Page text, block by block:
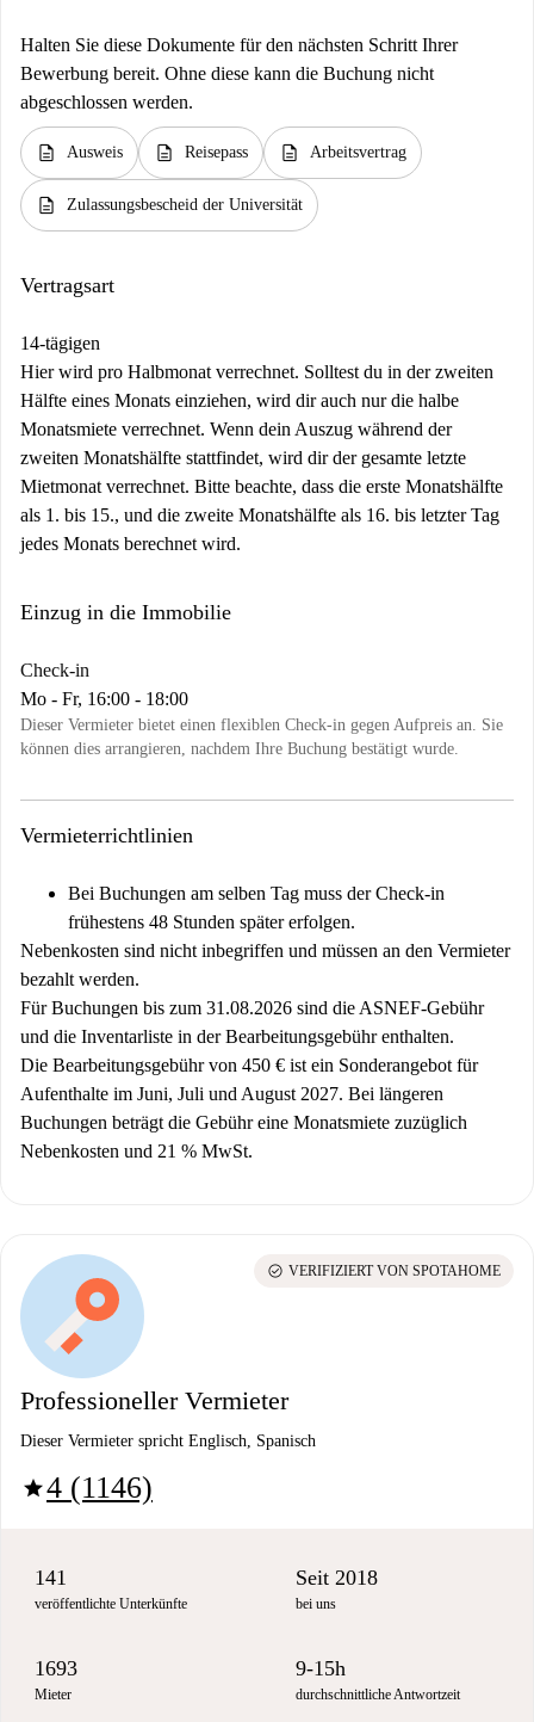
Halten Sie diese Dokumente für den nächsten Schritt Ihrer
Bewerbung bereit. Ohne diese kann die Buchung nicht
abgeschlossen werden.
description Ausweis description Reisepass description Arbeitsvertrag
description Zulassungsbescheid der Universität
Vertragsart
14-tägigen
Hier wird pro Halbmonat verrechnet. Solltest du in der zweiten
Hälfte eines Monats einziehen, wird dir auch nur die halbe
Monatsmiete verrechnet. Wenn dein Auszug während der
zweiten Monatshälfte stattfindet, wird dir der gesamte letzte
Mietmonat verrechnet. Bitte beachte, dass die erste Monatshälfte
als 1. bis 15., und die zweite Monatshälfte als 16. bis letzter Tag
jedes Monats berechnet wird.
Einzug in die Immobilie
Check-in
Mo - Fr, 16:00 - 18:00
Dieser Vermieter bietet einen flexiblen Check-in gegen Aufpreis an. Sie
können dies arrangieren, nachdem Ihre Buchung bestätigt wurde.
Vermieterrichtlinien
Bei Buchungen am selben Tag muss der Check-in
frühestens 48 Stunden später erfolgen.
Nebenkosten sind nicht inbegriffen und müssen an den Vermieter
bezahlt werden.
Für Buchungen bis zum 31.08.2026 sind die ASNEF-Gebühr
und die Inventarliste in der Bearbeitungsgebühr enthalten.
Die Bearbeitungsgebühr von 450 € ist ein Sonderangebot für
Aufenthalte im Juni, Juli und August 2027. Bei längeren
Buchungen beträgt die Gebühr eine Monatsmiete zuzüglich
Nebenkosten und 21 % MwSt.
Professioneller Vermieter
Dieser Vermieter spricht Englisch, Spanisch
star4 (1146)
check_circle VERIFIZIERT VON SPOTAHOME
141
veröffentlichte Unterkünfte
Seit 2018
bei uns
1693
Mieter
9-15h
durchschnittliche Antwortzeit